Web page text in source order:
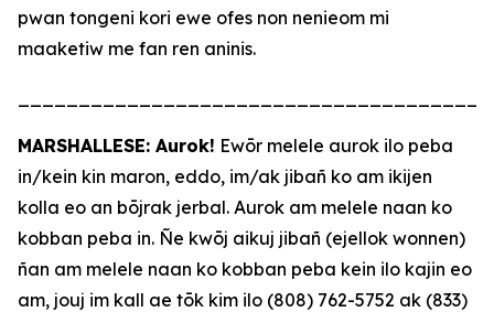
pwan tongeni kori ewe ofes non nenieom mi
maaketiw me fan ren aninis.
MARSHALLESE: Aurok! Ewōr melele aurok ilo peba
in/kein kin maron, eddo, im/ak jibañ ko am ikijen
kolla eo an bōjrak jerbal. Aurok am melele naan ko
kobban peba in. Ñe kwōj aikuj jibañ (ejellok wonnen)
ñan am melele naan ko kobban peba kein ilo kajin eo
am, jouj im kall ae tōk kim ilo (808) 762-5752 ak (833)